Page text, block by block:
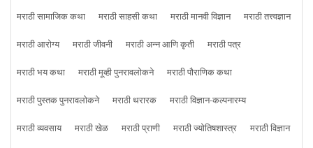
मराठी सामाजिक कथा
मराठी साहसी कथा मराठी मानवी विज्ञान
मराठी तत्त्वज्ञान
मराठी आरोग्य
मराठी जीवनी मराठी अन्न आणि कृती
मराठी पत्र
मराठी भय कथा
मराठी मूव्ही पुनरावलोकने
मराठी पौराणिक कथा
मराठी पुस्तक पुनरावलोकने
मराठी थरारक
मराठी विज्ञान-कल्पनारम्य
मराठी व्यवसाय
मराठी खेळ मराठी प्राणी मराठी ज्योतिषशास्त्र
मराठी विज्ञान